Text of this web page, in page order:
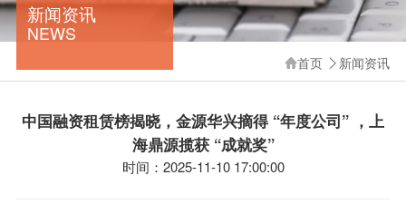
新闻资讯
NEWS
首页  新闻资讯
中国融资租赁榜揭晓，金源华兴摘得 “年度公司” ，上
海鼎源揽获 “成就奖”
时间：2025-11-10 17:00:00